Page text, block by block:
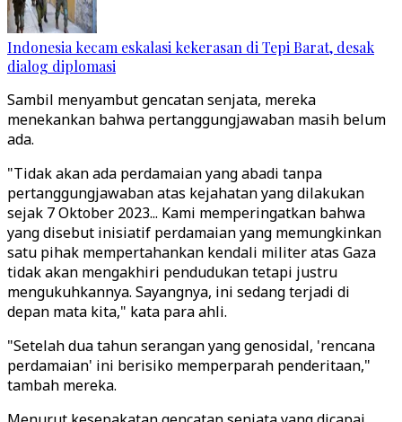
Indonesia kecam eskalasi kekerasan di Tepi Barat, desak
dialog diplomasi
Sambil menyambut gencatan senjata, mereka
menekankan bahwa pertanggungjawaban masih belum
ada.
"Tidak akan ada perdamaian yang abadi tanpa
pertanggungjawaban atas kejahatan yang dilakukan
sejak 7 Oktober 2023... Kami memperingatkan bahwa
yang disebut inisiatif perdamaian yang memungkinkan
satu pihak mempertahankan kendali militer atas Gaza
tidak akan mengakhiri pendudukan tetapi justru
mengukuhkannya. Sayangnya, ini sedang terjadi di
depan mata kita," kata para ahli.
"Setelah dua tahun serangan yang genosidal, 'rencana
perdamaian' ini berisiko memperparah penderitaan,"
tambah mereka.